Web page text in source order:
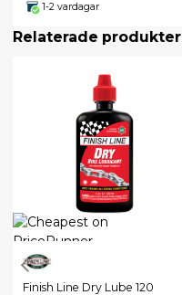
1-2 vardagar
Relaterade produkter
Finish Line Dry Lube 120